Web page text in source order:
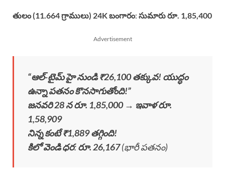
తులం (11.664 గ్రాములు) 24K బంగారం: సుమారు రూ. 1,85,400
Advertisement
“ఆల్-టైమ్ హై నుండి ₹26,100 తక్కువ! యుద్ధం
ఉన్నా పతనం కొనసాగుతోంది!”
జనవరి 28 న రూ. 1,85,000 → ఇవాళ రూ.
1,58,909
నిన్న కంటే ₹1,889 తగ్గింది!
కిలో వెండి ధర:రూ. 26,167(భారీ పతనం)